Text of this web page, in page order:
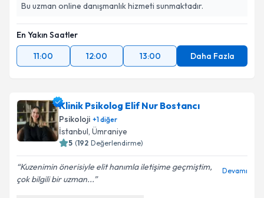
Bu uzman online danışmanlık hizmeti sunmaktadır.
En Yakın Saatler
11:00
12:00 13:00 Daha Fazla
Klinik Psikolog Elif Nur Bostancı
Psikoloji +1diğer
İstanbul, Ümraniye
5 (192 Değerlendirme)
Kuzenimin önerisiyle elit hanımla iletişime geçmiştim,
çok bilgili bir uzman...
Devamı